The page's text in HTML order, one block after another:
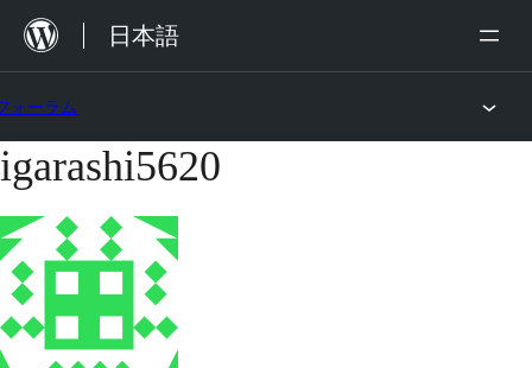
キ
ッ
プ
日本語
ォーラム
コ
ン
テ
ン
ツ
へ
igarashi5620